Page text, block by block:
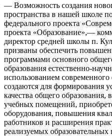
— Возможность создания
пространства в нашей школе
федерального проекта
проекта «Образование»,—
директор средней школы п.
призваны обеспечить
программами основного
образования естественно-
использованием
создаются для формирования
качества общего образования,
учебных помещений,
оборудования, повышения
работников и расширения
реализуемых образовательных